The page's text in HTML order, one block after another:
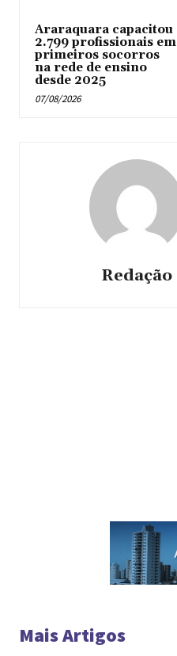
Araraquara capacitou
2.799 profissionais em
primeiros socorros
na rede de ensino
desde 2025
07/08/2026
Redação
Mais Artigos